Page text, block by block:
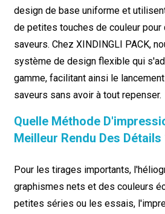
design de base uniforme et
de petites touches de couleur
saveurs. Chez XINDINGLI PACK,
système de design flexible qui
gamme, facilitant ainsi le
saveurs sans avoir à tout repenser.
Quelle Méthode
Meilleur Rendu Des Détails
Pour les tirages importants,
graphismes nets et des couleurs
petites séries ou les essais,